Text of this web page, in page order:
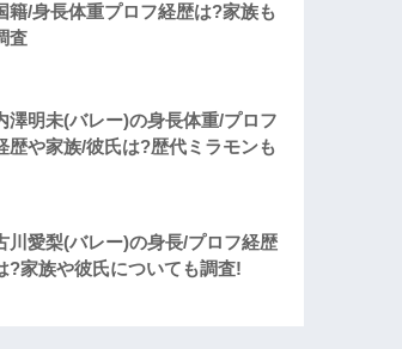
籍/身長体重プロフ経歴は?家族も
査
澤明未(バレー)の身長体重/プロフ
歴や家族/彼氏は?歴代ミラモンも
川愛梨(バレー)の身長/プロフ経歴
?家族や彼氏についても調査!